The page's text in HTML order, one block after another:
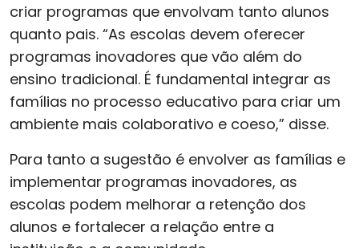
criar programas que envolvam tanto alunos
quanto pais. “As escolas devem oferecer
programas inovadores que vão além do
ensino tradicional. É fundamental integrar as
famílias no processo educativo para criar um
ambiente mais colaborativo e coeso,” disse.
Para tanto a sugestão é envolver as famílias e
implementar programas inovadores, as
escolas podem melhorar a retenção dos
alunos e fortalecer a relação entre a